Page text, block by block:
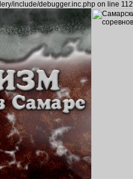
include/debugger.inc.php on line 112